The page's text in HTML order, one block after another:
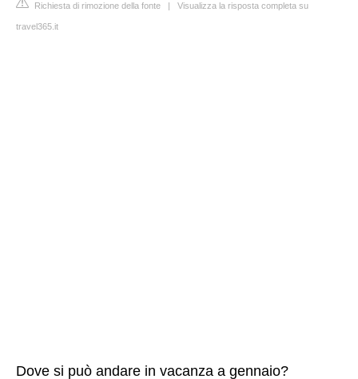
Richiesta di rimozione della fonte | Visualizza la risposta completa su
travel365.it
Dove si può andare in vacanza a gennaio?